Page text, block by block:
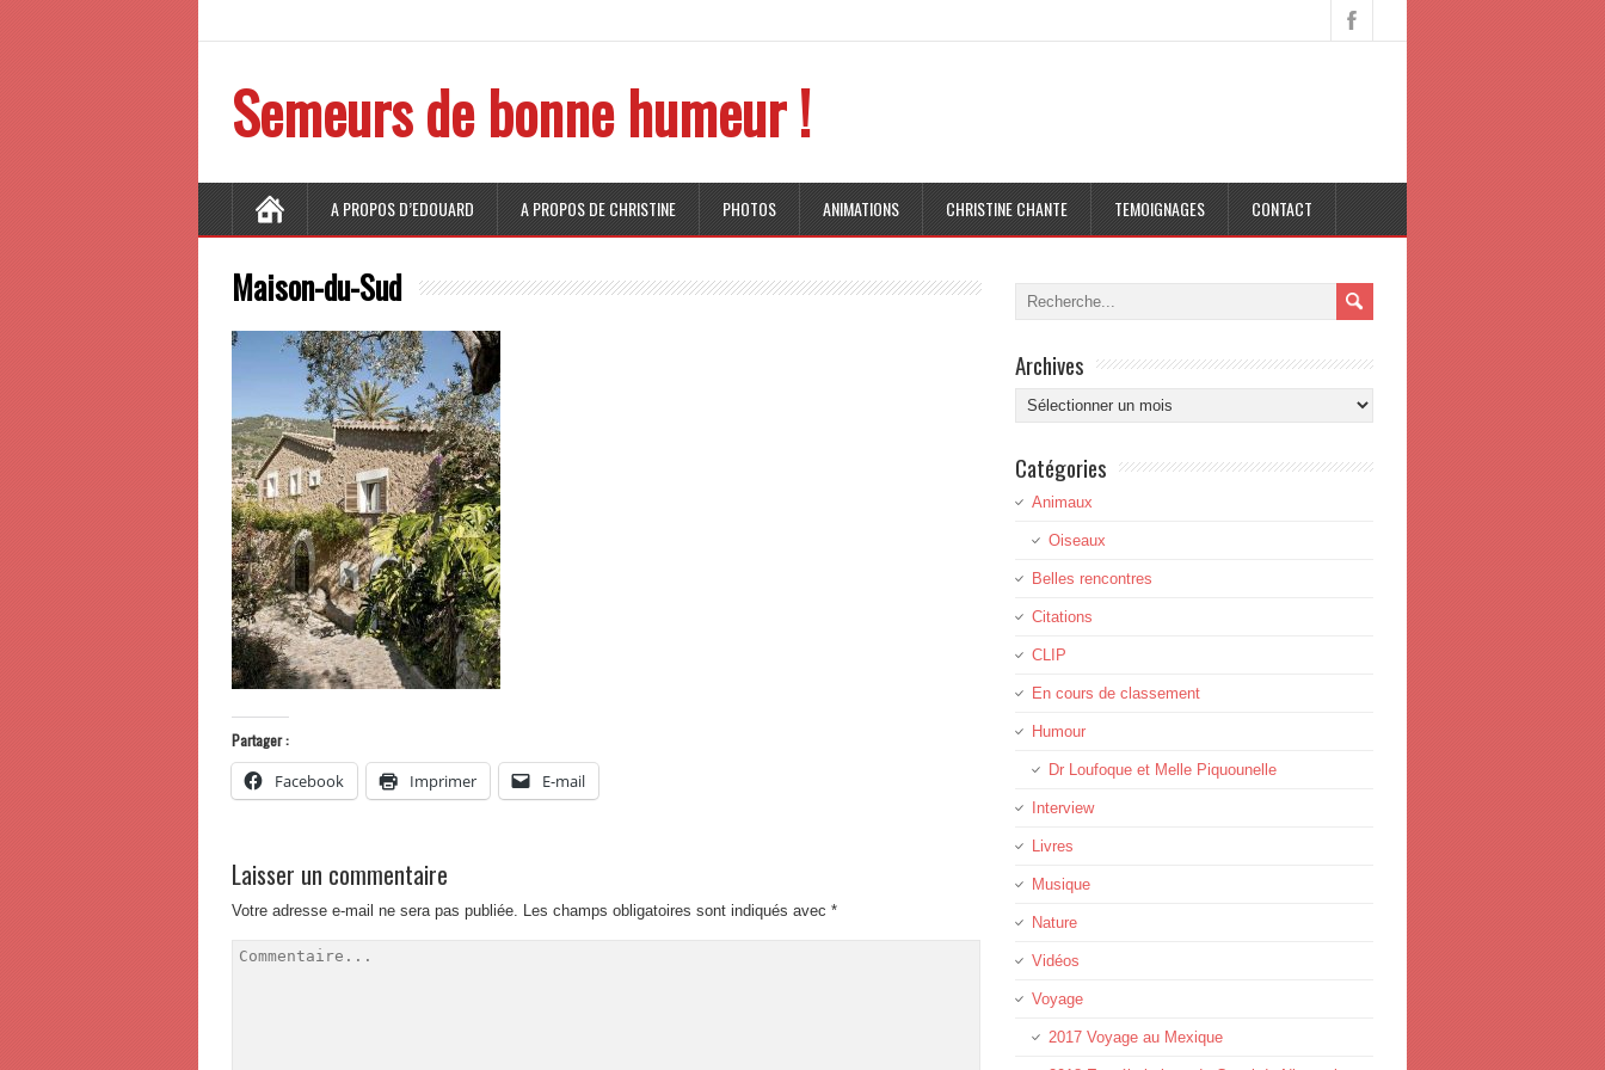
Semeurs de bonne humeur !
A PROPOS D’EDOUARD A PROPOS DE CHRISTINE PHOTOS ANIMATIONS CHRISTINE CHANTE TEMOIGNAGES CONTACT
Maison-du-Sud
Partager :
Facebook Imprimer E-mail
Laisser un commentaire
Votre adresse e-mail ne sera pas publiée. Les champs obligatoires sont indiqués avec *
Archives
Archives
Catégories
Animaux
Oiseaux
Belles rencontres
Citations
CLIP
En cours de classement
Humour
Dr Loufoque et Melle Piquounelle
Interview
Livres
Musique
Nature
Vidéos
Voyage
2017 Voyage au Mexique